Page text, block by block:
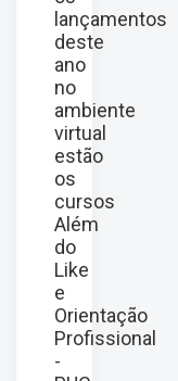
lançamentos
deste
ano
no
ambiente
virtual
estão
os
cursos
Além
do
Like
e
Orientação
Profissional
-